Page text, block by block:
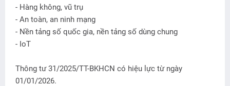
- Hàng không, vũ trụ
- An toàn, an ninh mạng
- Nền tảng số quốc gia, nền tảng số dùng chung
- IoT
Thông tư 31/2025/TT-BKHCN có hiệu lực từ ngày
01/01/2026.